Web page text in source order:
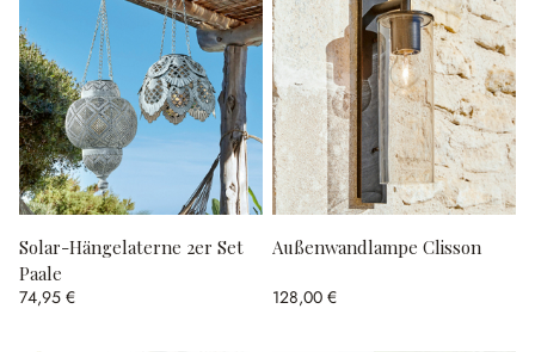
Solar-Hängelaterne 2er Set
Paale
74,95 €
Außenwandlampe Clisson
128,00 €